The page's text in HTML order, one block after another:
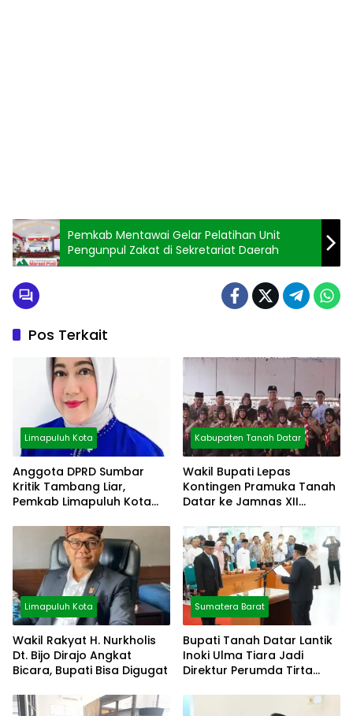
Pemkab Mentawai Gelar Pelatihan Unit
Pengunpul Zakat di Sekretariat Daerah
Pos Terkait
Limapuluh Kota
Anggota DPRD Sumbar
Kritik Tambang Liar,
Pemkab Limapuluh Kota
Kabupaten Tanah Datar
Wakil Bupati Lepas
Kontingen Pramuka Tanah
Datar ke Jamnas XII
Limapuluh Kota
Wakil Rakyat H. Nurkholis
Dt. Bijo Dirajo Angkat
Bicara, Bupati Bisa Digugat
Sumatera Barat
Bupati Tanah Datar Lantik
Inoki Ulma Tiara Jadi
Direktur Perumda Tirta